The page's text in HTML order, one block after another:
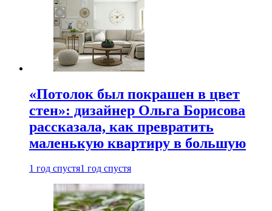
«Потолок был покрашен в цвет
стен»: дизайнер Ольга Борисова
рассказала, как превратить
маленькую квартиру в большую
1 год спустя1 год спустя